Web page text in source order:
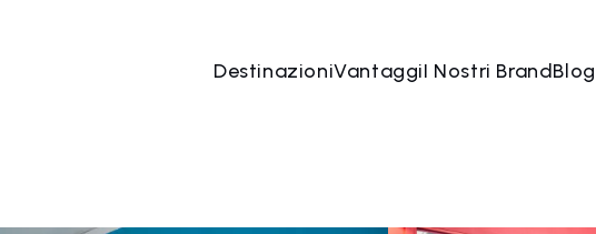
DestinazioniVantaggiI Nostri BrandBlog